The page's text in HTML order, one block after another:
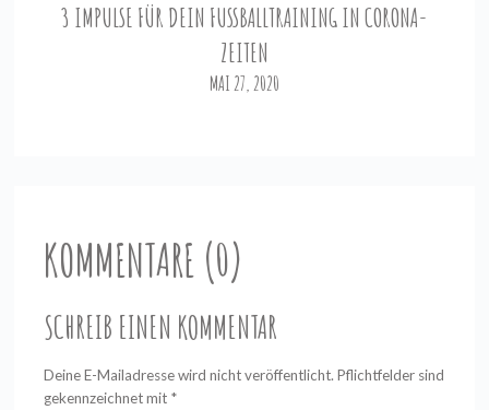
3 IMPULSE FÜR DEIN FUSSBALLTRAINING IN CORONA-Z
EITEN
MAI 27, 2020
KOMMENTARE (0)
SCHREIB EINEN KOMMENTAR
Deine E-Mailadresse wird nicht veröffentlicht. Pflichtfelder sind
gekennzeichnet mit *